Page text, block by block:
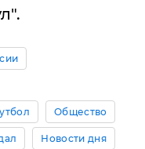
Общество
Новости дня